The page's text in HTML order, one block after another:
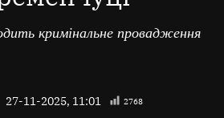
кримінальне провадження
27-11-2025, 11:01 2768